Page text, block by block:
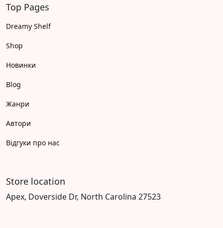
Top Pages
Dreamy Shelf
Shop
Новинки
Blog
Жанри
Автори
Відгуки про нас
Store location
Apex, Doverside Dr, North Carolina 27523